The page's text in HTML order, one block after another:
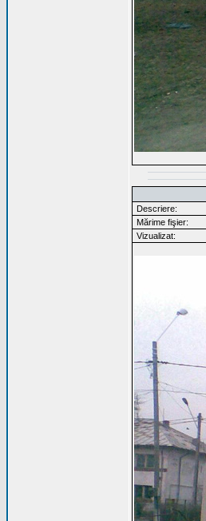
Descriere:
Mărime fişier:
Vizualizat: